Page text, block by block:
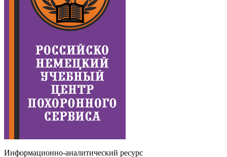
Информационно-аналитический ресурс